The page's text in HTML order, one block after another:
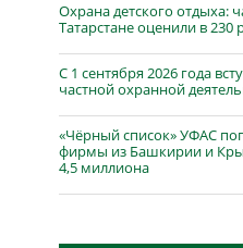
Охрана детского отдыха:
Татарстане оценили в 230
С 1 сентября 2026 года
частной охранной
«Чёрный список» УФАС
фирмы из Башкирии и
4,5 миллиона